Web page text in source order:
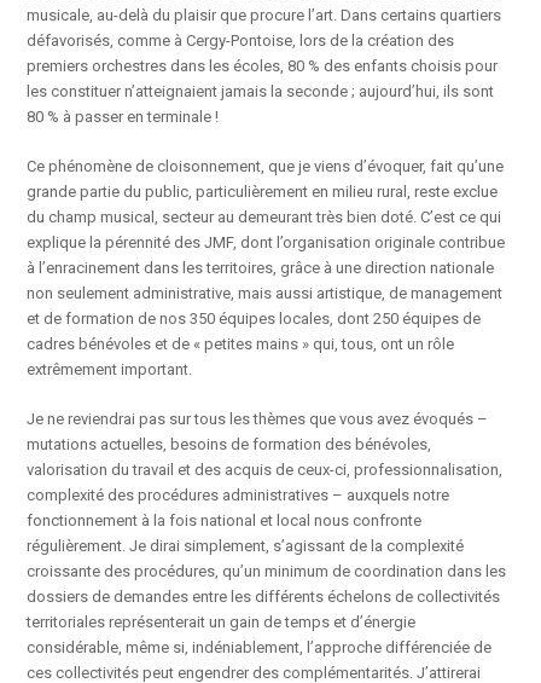
musicale, au-delà du plaisir que procure l’art. Dans certains quartiers
défavorisés, comme à Cergy-Pontoise, lors de la création des
premiers orchestres dans les écoles, 80 % des enfants choisis pour
les constituer n’atteignaient jamais la seconde ; aujourd’hui, ils sont
80 % à passer en terminale !
Ce phénomène de cloisonnement, que je viens d’évoquer, fait qu’une
grande partie du public, particulièrement en milieu rural, reste exclue
du champ musical, secteur au demeurant très bien doté. C’est ce qui
explique la pérennité des JMF, dont l’organisation originale contribue
à l’enracinement dans les territoires, grâce à une direction nationale
non seulement administrative, mais aussi artistique, de management
et de formation de nos 350 équipes locales, dont 250 équipes de
cadres bénévoles et de « petites mains » qui, tous, ont un rôle
extrêmement important.
Je ne reviendrai pas sur tous les thèmes que vous avez évoqués –
mutations actuelles, besoins de formation des bénévoles,
valorisation du travail et des acquis de ceux-ci, professionnalisation,
complexité des procédures administratives – auxquels notre
fonctionnement à la fois national et local nous confronte
régulièrement. Je dirai simplement, s’agissant de la complexité
croissante des procédures, qu’un minimum de coordination dans les
dossiers de demandes entre les différents échelons de collectivités
territoriales représenterait un gain de temps et d’énergie
considérable, même si, indéniablement, l’approche différenciée de
ces collectivités peut engendrer des complémentarités. J’attirerai